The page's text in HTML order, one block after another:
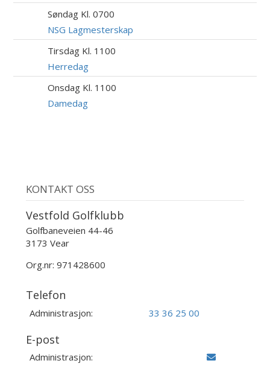
Søndag Kl. 0700
NSG Lagmesterskap
Tirsdag Kl. 1100
Herredag
Onsdag Kl. 1100
Damedag
KONTAKT OSS
Vestfold Golfklubb
Golfbaneveien 44-46
3173 Vear
Org.nr: 971428600
Telefon
Administrasjon: 33 36 25 00
E-post
Administrasjon: